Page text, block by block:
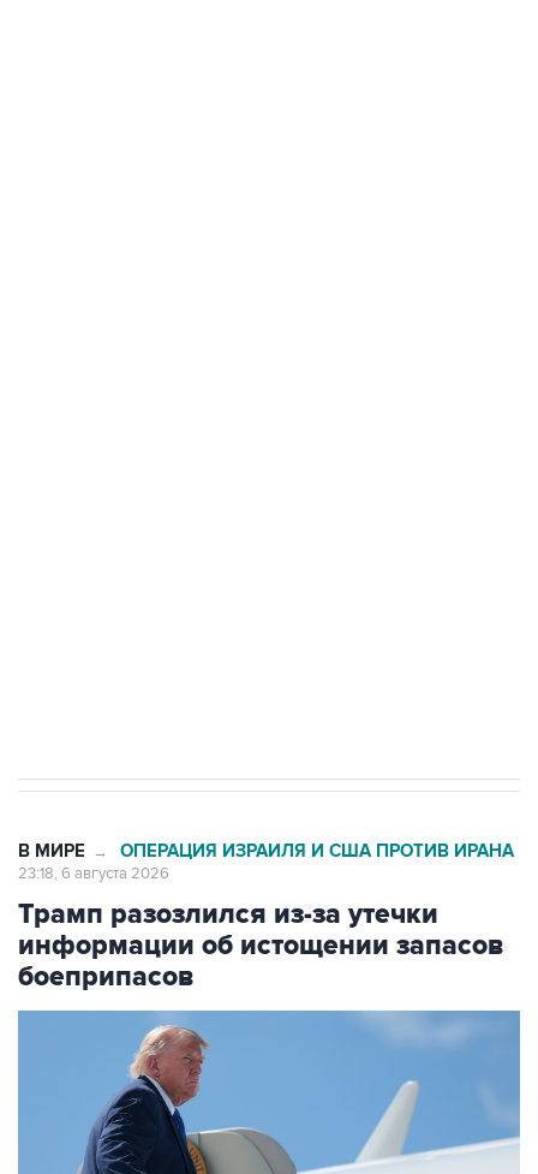
В МИРЕ → ОПЕРАЦИЯ ИЗРАИЛЯ И США ПРОТИВ ИРАНА
23:18, 6 августа 2026
Трамп разозлился из-за утечки
информации об истощении запасов
боеприпасов